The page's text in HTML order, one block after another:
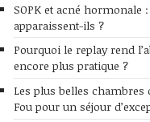
SOPK et acné hormonale
apparaissent-ils ?
Pourquoi le replay rend
encore plus pratique ?
Les plus belles chambres
Fou pour un séjour